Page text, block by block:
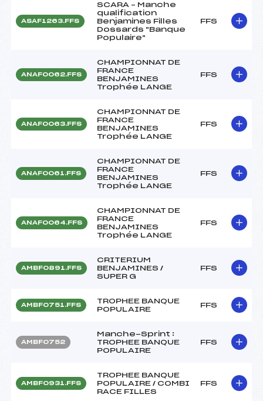
ASAF1263.FFS
SCARA – Manche
qualification
Benjamines Filles
Dossards "Banque
Populaire"
FFS
ANAF0062.FFS
CHAMPIONNAT DE
FRANCE
BENJAMINES
Trophée LANGE
FFS
ANAF0063.FFS
CHAMPIONNAT DE
FRANCE
BENJAMINES
Trophée LANGE
FFS
ANAF0061.FFS
CHAMPIONNAT DE
FRANCE
BENJAMINES
Trophée LANGE
FFS
ANAF0064.FFS
CHAMPIONNAT DE
FRANCE
BENJAMINES
Trophée LANGE
FFS
AMBF0891.FFS
CRITERIUM
BENJAMINES /
SUPER G
FFS
AMBF0751.FFS
TROPHEE BANQUE
POPULAIRE
FFS
AMBF0752
Manche-Sprint :
TROPHEE BANQUE
POPULAIRE
FFS
AMBF0931.FFS
TROPHEE BANQUE
POPULAIRE / COMBI
RACE FILLES
FFS